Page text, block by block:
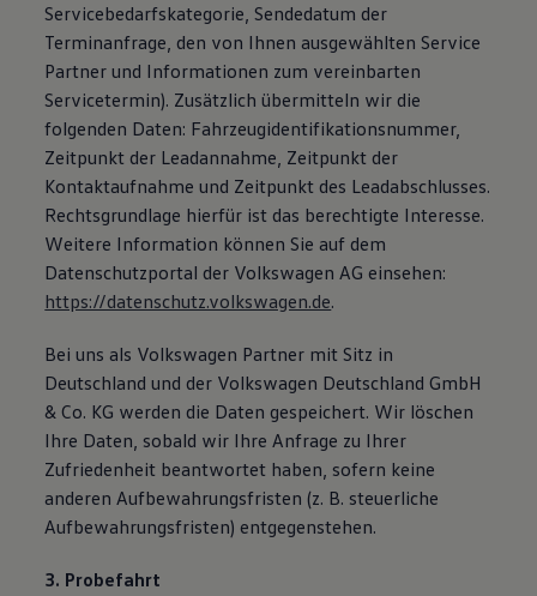
Servicebedarfskategorie, Sendedatum der
Terminanfrage, den von Ihnen ausgewählten Service
Partner und Informationen zum vereinbarten
Servicetermin). Zusätzlich übermitteln wir die
folgenden Daten: Fahrzeugidentifikationsnummer,
Zeitpunkt der Leadannahme, Zeitpunkt der
Kontaktaufnahme und Zeitpunkt des Leadabschlusses.
Rechtsgrundlage hierfür ist das berechtigte Interesse.
Weitere Information können Sie auf dem
Datenschutzportal der Volkswagen AG einsehen:
https://datenschutz.volkswagen.de.
Bei uns als Volkswagen Partner mit Sitz in
Deutschland und der Volkswagen Deutschland GmbH
& Co. KG werden die Daten gespeichert. Wir löschen
Ihre Daten, sobald wir Ihre Anfrage zu Ihrer
Zufriedenheit beantwortet haben, sofern keine
anderen Aufbewahrungsfristen (z. B. steuerliche
Aufbewahrungsfristen) entgegenstehen.
3. Probefahrt